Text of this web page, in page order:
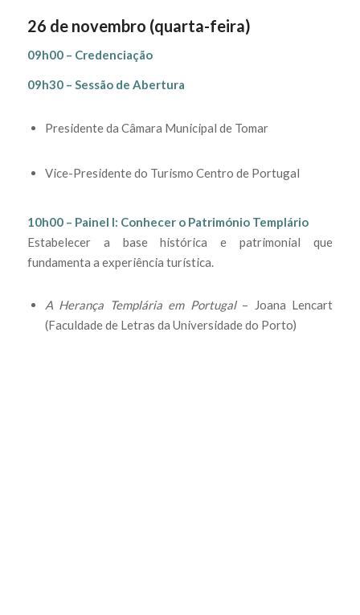
26 de novembro (quarta-feira)
09h00 – Credenciação
09h30 – Sessão de Abertura
Presidente da Câmara Municipal de Tomar
Vice-Presidente do Turismo Centro de Portugal
10h00 – Painel I: Conhecer o Património Templário
Estabelecer a base histórica e patrimonial que
fundamenta a experiência turística.
A Herança Templária em Portugal– Joana Lencart
(Faculdade de Letras da Universidade do Porto)